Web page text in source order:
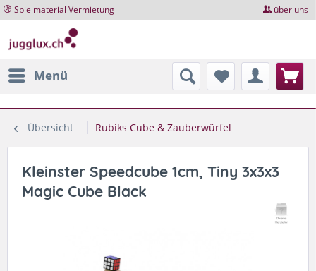
Spielmaterial Vermietung über uns
Menü
Übersicht Rubiks Cube & Zauberwürfel
Kleinster Speedcube 1cm, Tiny 3x3x3
Magic Cube Black